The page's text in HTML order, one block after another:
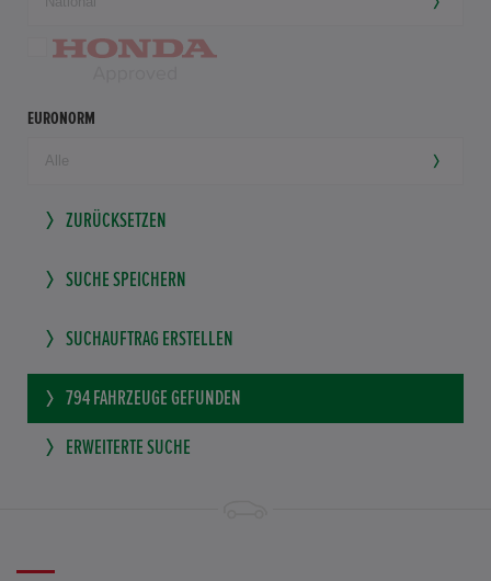
EURONORM
ZURÜCKSETZEN
SUCHE SPEICHERN
SUCHAUFTRAG ERSTELLEN
794 FAHRZEUGE GEFUNDEN
ERWEITERTE SUCHE